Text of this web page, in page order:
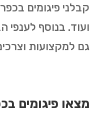
קבלני פיגומים
ועוד. בנוסף לענפי
גם למקצועות
מצאו פיגומים